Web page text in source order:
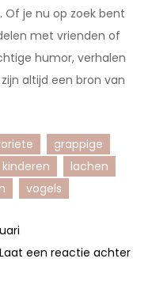
Of je nu op zoek bent
met vrienden of
humor, verhalen
altijd een bron van
grappige
kinderen
lachen
vogels
Laat een reactie achter